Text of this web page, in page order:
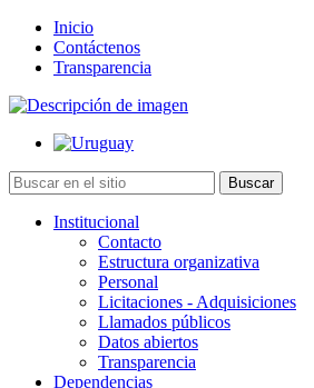
Inicio
Contáctenos
Transparencia
Institucional
Contacto
Estructura organizativa
Personal
Licitaciones - Adquisiciones
Llamados públicos
Datos abiertos
Transparencia
Dependencias